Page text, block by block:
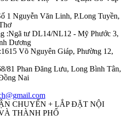
1 Nguyễn Văn Linh, P.Long Tuyền,
:Ngã tư DL14/NL12 - Mỹ Phước 3,
Dương
:1615 Võ Nguyên Giáp, Phường 12,
81 Phan Đăng Lưu, Long Bình Tân,
Nai
CHUYỂN + LẮP ĐẶT NỘI
THÀNH PHỐ